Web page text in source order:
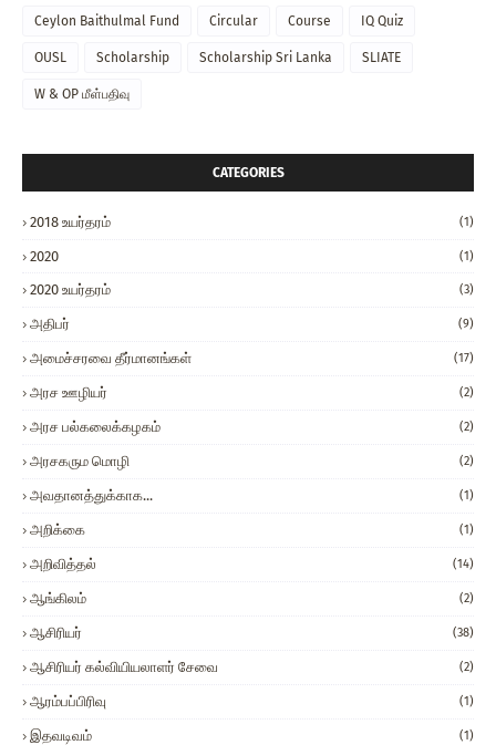
Ceylon Baithulmal Fund Circular Course IQ Quiz
OUSL Scholarship Scholarship Sri Lanka SLIATE
W & OP மீள்பதிவு
CATEGORIES
2018 உயர்தரம் (1)
2020 (1)
2020 உயர்தரம் (3)
அதிபர் (9)
அமைச்சரவை தீர்மானங்கள் (17)
அரச ஊழியர் (2)
அரச பல்கலைக்கழகம் (2)
அரசகரும மொழி (2)
அவதானத்துக்காக... (1)
அறிக்கை (1)
அறிவித்தல் (14)
ஆங்கிலம் (2)
ஆசிரியர் (38)
ஆசிரியர் கல்வியியலாளர் சேவை (2)
ஆரம்பப்பிரிவு (1)
இதவடிவம் (1)